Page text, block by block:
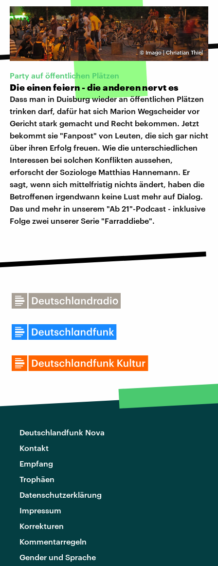
© Imago | Chriatian Thiel
Party auf öffentlichen Plätzen
Die einen feiern - die anderen nervt es
Dass man in Duisburg wieder an öffentlichen Plätzen
trinken darf, dafür hat sich Marion Wegscheider vor
Gericht stark gemacht und Recht bekommen. Jetzt
bekommt sie "Fanpost" von Leuten, die sich gar nicht
über ihren Erfolg freuen. Wie die unterschiedlichen
Interessen bei solchen Konflikten aussehen,
erforscht der Soziologe Matthias Hannemann. Er
sagt, wenn sich mittelfristig nichts ändert, haben die
Betroffenen irgendwann keine Lust mehr auf Dialog.
Das und mehr in unserem "Ab 21"-Podcast - inklusive
Folge zwei unserer Serie "Farraddiebe".
Deutschlandfunk Nova
Kontakt
Empfang
Trophäen
Datenschutzerklärung
Impressum
Korrekturen
Kommentarregeln
Gender und Sprache